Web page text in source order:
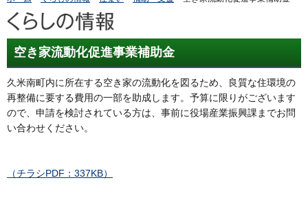
空き家流動化促進事業補助金
久米南町内に所在する空き家の流動化を図るため、良質な住環境の
再整備に要する費用の一部を助成します。予算に限りがございます
ので、申請を検討されている方は、事前に役場産業振興課までお問
い合わせください。
（チラシPDF：337KB）